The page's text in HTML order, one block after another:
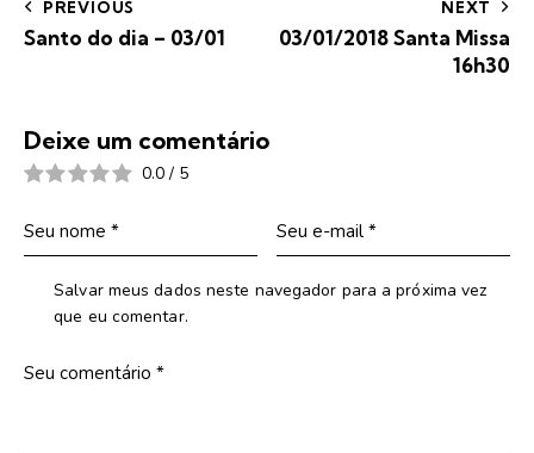
PREVIOUS
Santo do dia – 03/01
NEXT
03/01/2018 Santa Missa
16h30
Deixe um comentário
0.0 / 5
Salvar meus dados neste navegador para a próxima vez
que eu comentar.